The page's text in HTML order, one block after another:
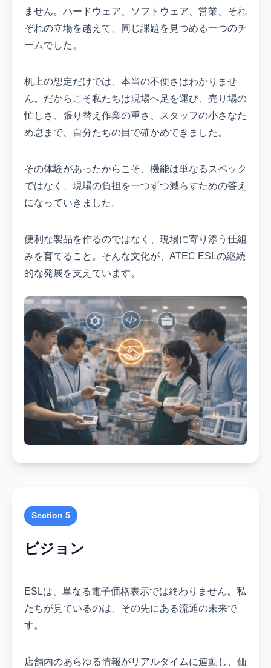
ません。ハードウェア、ソフトウェア、営業、それ
ぞれの立場を越えて、同じ課題を見つめる一つのチ
ームでした。
机上の想定だけでは、本当の不便さはわかりませ
ん。だからこそ私たちは現場へ足を運び、売り場の
忙しさ、張り替え作業の重さ、スタッフの小さなた
め息まで、自分たちの目で確かめてきました。
その体験があったからこそ、機能は単なるスペック
ではなく、現場の負担を一つずつ減らすための答え
になっていきました。
便利な製品を作るのではなく、現場に寄り添う仕組
みを育てること。そんな文化が、ATEC ESLの継続
的な発展を支えています。
Section 5
ビジョン
ESLは、単なる電子価格表示では終わりません。私
たちが見ているのは、その先にある流通の未来で
す。
店舗内のあらゆる情報がリアルタイムに連動し、価